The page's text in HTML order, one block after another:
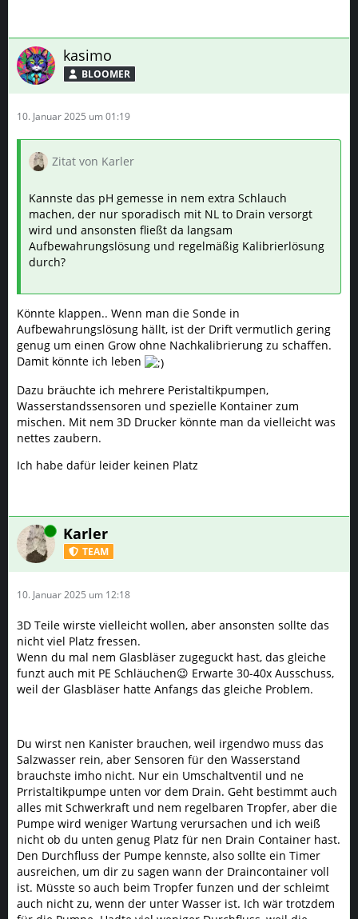
kasimo
BLOOMER
10. Januar 2025 um 01:19
Zitat von Karler
Kannste das pH gemesse in nem extra Schlauch
machen, der nur sporadisch mit NL to Drain versorgt
wird und ansonsten fließt da langsam
Aufbewahrungslösung und regelmäßig Kalibrierlösung
durch?
Könnte klappen.. Wenn man die Sonde in
Aufbewahrungslösung hällt, ist der Drift vermutlich gering
genug um einen Grow ohne Nachkalibrierung zu schaffen.
Damit könnte ich leben
Dazu bräuchte ich mehrere Peristaltikpumpen,
Wasserstandssensoren und spezielle Kontainer zum
mischen. Mit nem 3D Drucker könnte man da vielleicht was
nettes zaubern.
Ich habe dafür leider keinen Platz
Online Karler
TEAM
10. Januar 2025 um 12:18
3D Teile wirste vielleicht wollen, aber ansonsten sollte das
nicht viel Platz fressen.
Wenn du mal nem Glasbläser zugeguckt hast, das gleiche
funzt auch mit PE Schläuchen😉 Erwarte 30-40x Ausschuss,
weil der Glasbläser hatte Anfangs das gleiche Problem.
Du wirst nen Kanister brauchen, weil irgendwo muss das
Salzwasser rein, aber Sensoren für den Wasserstand
brauchste imho nicht. Nur ein Umschaltventil und ne
Prristaltikpumpe unten vor dem Drain. Geht bestimmt auch
alles mit Schwerkraft und nem regelbaren Tropfer, aber die
Pumpe wird weniger Wartung verursachen und ich weiß
nicht ob du unten genug Platz für nen Drain Container hast.
Den Durchfluss der Pumpe kennste, also sollte ein Timer
ausreichen, um dir zu sagen wann der Draincontainer voll
ist. Müsste so auch beim Tropfer funzen und der schleimt
auch nicht zu, wenn der unter Wasser ist. Ich wär trotzdem